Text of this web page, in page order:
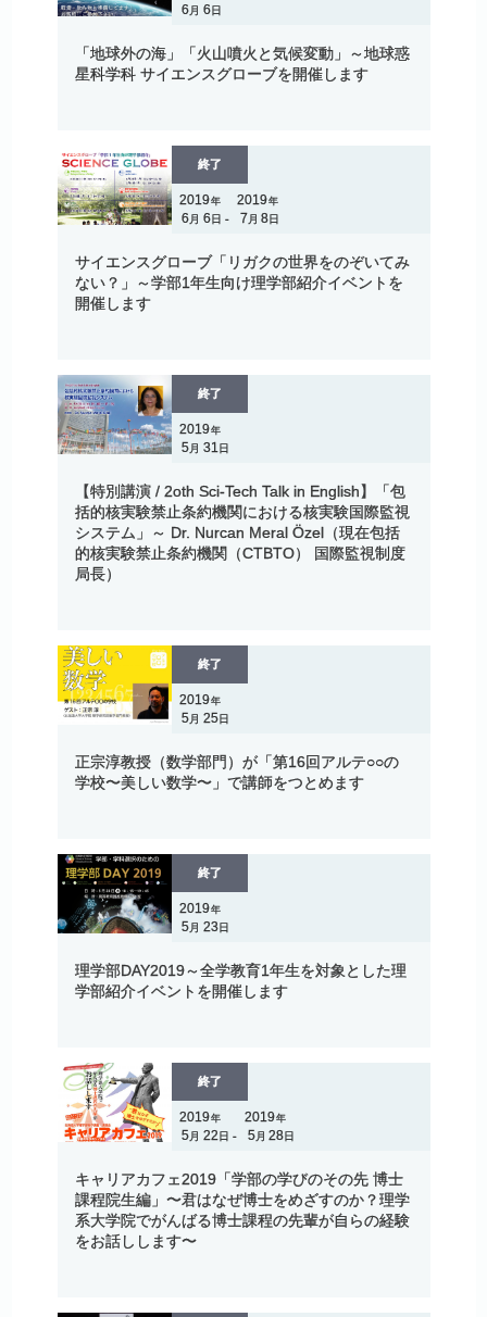
6月 6日
「地球外の海」 「火山噴火と気候変動」 ～地球惑
星科学科 サイエンスグローブを開催します
2019年
6月 6日 -
2019年
7 月 8日
終了
サイエンスグローブ「リガクの世界をのぞいてみ
ない？」
～学部1年生向け理学部紹介イベントを
開催します
2019年
5月 31 日
終了
【特別講演 / 2oth Sci-Tech Talk in English】
「包
括的核実験禁止条約機関における核実験国際監視
システム」
～ Dr. Nurcan Meral Özel （現在包括
的核実験禁止条約機関 （CTBTO）
国際監視制度
局長）
2019年
5月 25日
終了
正宗淳教授 （数学部門）が「第16回アルテ○○の
学校〜美しい数学〜」で講師をつとめます
2019年
5月 23日
終了
理学部DAY2019～全学教育1年生を対象とした理
学部紹介イベントを開催します
2019年
5月 22日 -
2019年
5月 28日
終了
キャリアカフェ2019 「学部の学びのその先 博士
課程院生編」〜君はなぜ博士をめざすのか？理学
系大学院でがんばる博士課程の先輩が自らの経験
をお話しします〜